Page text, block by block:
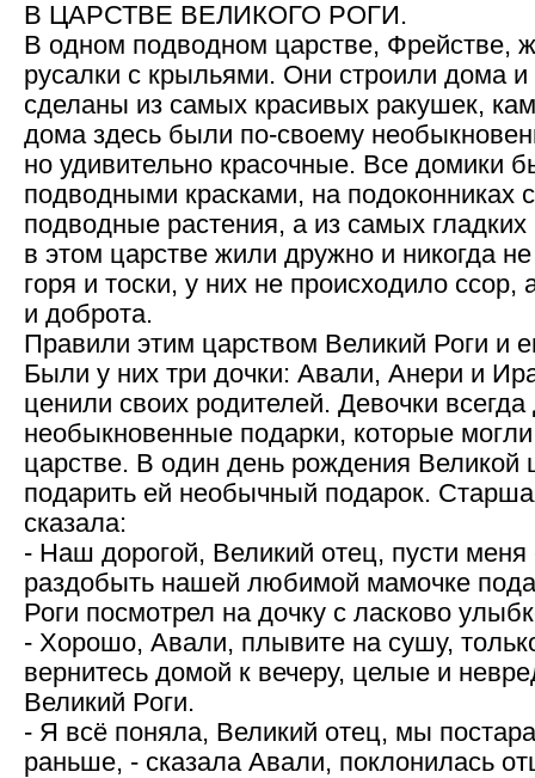
В ЦАРСТВЕ ВЕЛИКОГО РОГИ.
В одном подводном царстве, Фрействе,
русалки с крыльями. Они строили дома
сделаны из самых красивых ракушек,
дома здесь были по-своему
но удивительно красочные. Все домики
подводными красками, на подоконниках
подводные растения, а из самых
в этом царстве жили дружно и никогда
горя и тоски, у них не происходило
и доброта.
Правили этим царством Великий Роги и
Были у них три дочки: Авали, Анери и
ценили своих родителей. Девочки
необыкновенные подарки, которые
царстве. В один день рождения Великой
подарить ей необычный подарок.
сказала:
- Наш дорогой, Великий отец, пусти меня
раздобыть нашей любимой мамочке
Роги посмотрел на дочку с ласково
- Хорошо, Авали, плывите на сушу,
вернитесь домой к вечеру, целые и
Великий Роги.
- Я всё поняла, Великий отец, мы
раньше, - сказала Авали, поклонилась